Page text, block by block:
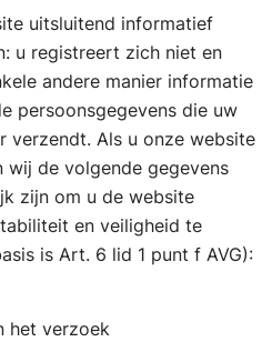
uitsluitend informatief
u registreert zich niet en
andere manier informatie
persoonsgegevens die uw
verzendt. Als u onze website
wij de volgende gegevens
zijn om u de website
en veiligheid te
is Art. 6 lid 1 punt f AVG):
het verzoek